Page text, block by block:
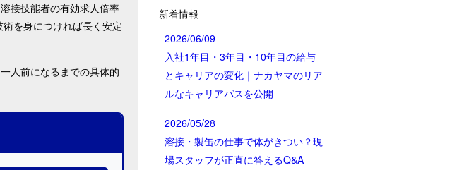
接技能者の有効求人倍率
を身につければ長く安定
人前になるまでの具体的
新着情報
2026/06/09
入社1年目・3年目・10年目の給与
とキャリアの変化｜ナカヤマのリア
ルなキャリアパスを公開
2026/05/28
溶接・製缶の仕事で体がきつい？現
場スタッフが正直に答えるQ&A